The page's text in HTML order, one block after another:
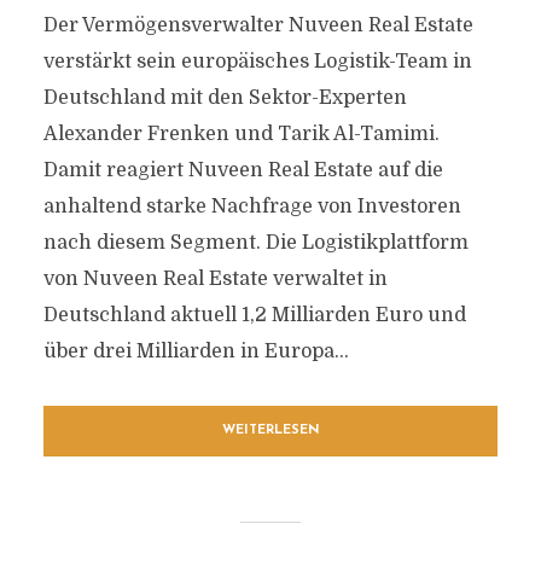
Der Vermögensverwalter Nuveen Real Estate
verstärkt sein europäisches Logistik-Team in
Deutschland mit den Sektor-Experten
Alexander Frenken und Tarik Al-Tamimi.
Damit reagiert Nuveen Real Estate auf die
anhaltend starke Nachfrage von Investoren
nach diesem Segment. Die Logistikplattform
von Nuveen Real Estate verwaltet in
Deutschland aktuell 1,2 Milliarden Euro und
über drei Milliarden in Europa...
WEITERLESEN